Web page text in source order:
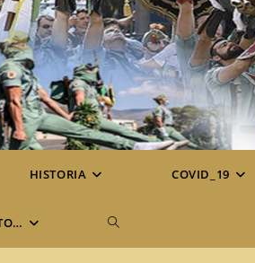
HISTORIA COVID_19
Alternar